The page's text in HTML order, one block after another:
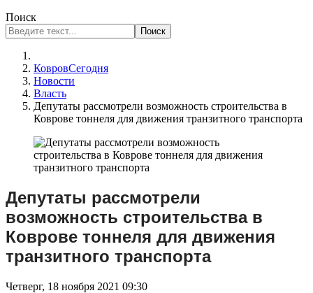
Поиск
Поиск
КовровСегодня
Новости
Власть
Депутаты рассмотрели возможность строительства в
Коврове тоннеля для движения транзитного транспорта
Депутаты рассмотрели
возможность строительства в
Коврове тоннеля для движения
транзитного транспорта
Четверг, 18 ноября 2021 09:30